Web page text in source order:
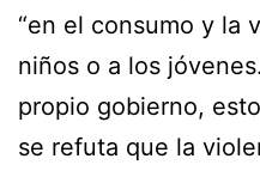
“en el consumo y la
niños o a los
propio gobierno,
se refuta que la